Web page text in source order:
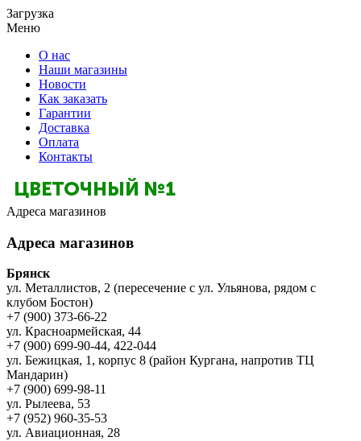
Загрузка
Меню
О нас
Наши магазины
Новости
Как заказать
Гарантии
Доставка
Оплата
Контакты
Адреса магазинов
Адреса магазинов
Брянск
ул. Металлистов, 2 (пересечение с ул. Ульянова, рядом с
клубом Бостон)
+7 (900) 373-66-22
ул. Красноармейская, 44
+7 (900) 699-90-44, 422-044
ул. Бежицкая, 1, корпус 8 (район Кургана, напротив ТЦ
Мандарин)
+7 (900) 699-98-11
ул. Рылеева, 53
+7 (952) 960-35-53
ул. Авиационная, 28